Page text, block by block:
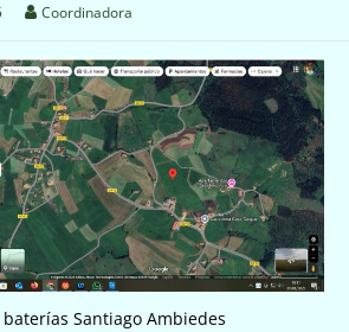
Coordinadora
Santiago Ambiedes